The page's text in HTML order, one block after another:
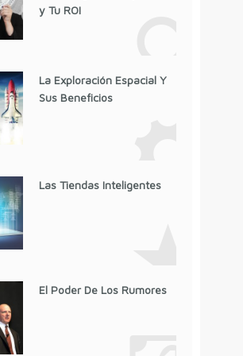
y Tu ROI
La Exploración Espacial Y
Sus Beneficios
Las Tiendas Inteligentes
El Poder De Los Rumores